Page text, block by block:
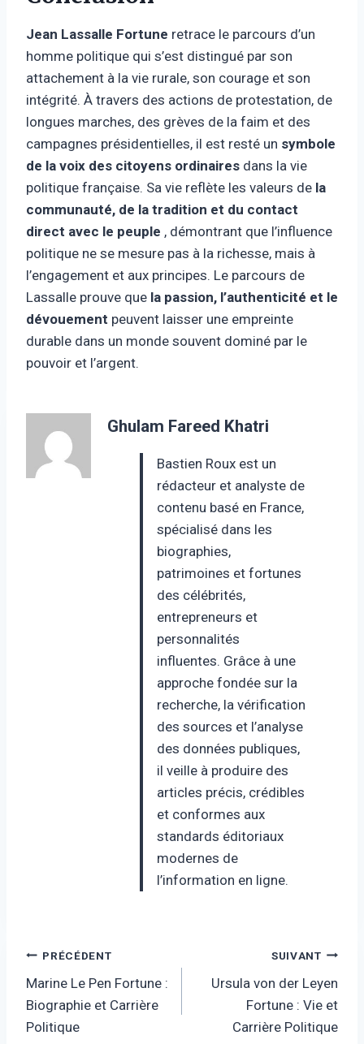
Jean Lassalle Fortune retrace le parcours d’un
homme politique qui s’est distingué par son
attachement à la vie rurale, son courage et son
intégrité. À travers des actions de protestation, de
longues marches, des grèves de la faim et des
campagnes présidentielles, il est resté un symbole
de la voix des citoyens ordinaires dans la vie
politique française. Sa vie reflète les valeurs de la
communauté, de la tradition et du contact
direct avec le peuple , démontrant que l’influence
politique ne se mesure pas à la richesse, mais à
l’engagement et aux principes. Le parcours de
Lassalle prouve que la passion, l’authenticité et le
dévouement peuvent laisser une empreinte
durable dans un monde souvent dominé par le
pouvoir et l’argent.
Ghulam Fareed Khatri
Bastien Roux est un
rédacteur et analyste de
contenu basé en France,
spécialisé dans les
biographies,
patrimoines et fortunes
des célébrités,
entrepreneurs et
personnalités
influentes. Grâce à une
approche fondée sur la
recherche, la vérification
des sources et l’analyse
des données publiques,
il veille à produire des
articles précis, crédibles
et conformes aux
standards éditoriaux
modernes de
l’information en ligne.
Navigation
de
l’article
PRÉCÉDENT
Marine Le Pen Fortune :
Biographie et Carrière
Politique
SUIVANT
Ursula von der Leyen
Fortune : Vie et
Carrière Politique